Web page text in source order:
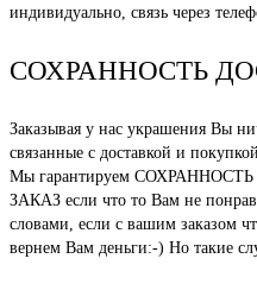
индивидуально, связь через
СОХРАННОСТЬ
Заказывая у нас украшения Вы
связанные с доставкой и
Мы гарантируем СОХРАННОСТЬ
ЗАКАЗ если что то Вам не
словами, если с вашим заказом
вернем Вам деньги:-) Но такие